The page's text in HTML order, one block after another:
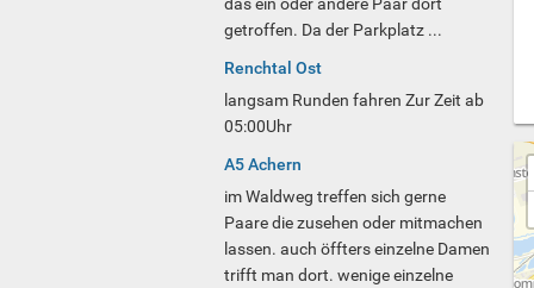
getroffen. Da der Parkplatz ...
Renchtal Ost
langsam Runden fahren Zur Zeit ab
05:00Uhr
A5 Achern
im Waldweg treffen sich gerne
Paare die zusehen oder mitmachen
lassen. auch öffters einzelne Damen
trifft man dort. wenige einzelne